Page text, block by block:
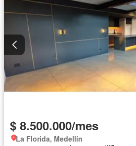
$ 8.500.000/mes
La Florida, Medellín